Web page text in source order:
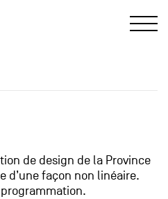
de design de la Province
d’une façon non linéaire.